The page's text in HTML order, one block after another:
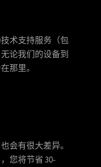
术支持服务（包
论我们的设备到
那里。
会有很大差异。
您将节省 30-